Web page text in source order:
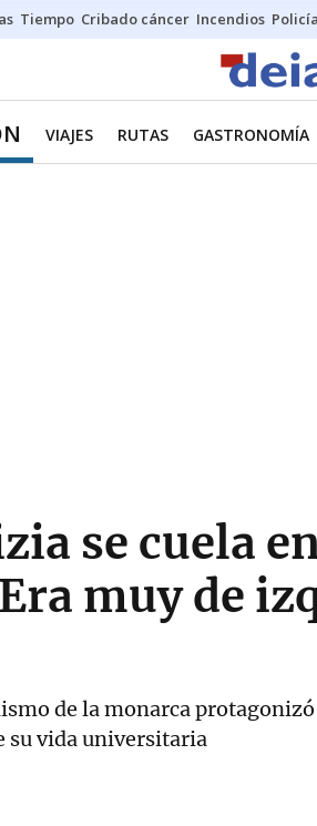
Tiempo Cribado cáncer Incendios
VIAJES RUTAS GASTRONOMÍA
se cuela
muy de
de la monarca
su vida universitaria